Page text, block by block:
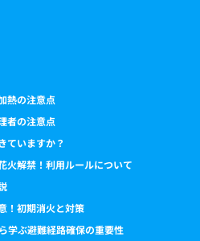
熱の注意点
者の注意点
ていますか？
火解禁！利用ルールについて
！初期消火と対策
学ぶ避難経路確保の重要性